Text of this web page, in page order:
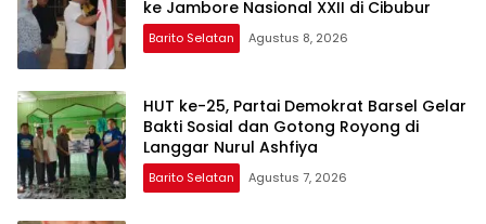
ke Jambore Nasional XXII di Cibubur
Barito Selatan Agustus 8, 2026
HUT ke-25, Partai Demokrat Barsel Gelar
Bakti Sosial dan Gotong Royong di
Langgar Nurul Ashfiya
Barito Selatan Agustus 7, 2026